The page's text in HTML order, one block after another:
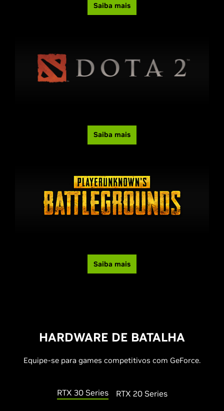
Saiba mais
Saiba mais
Saiba mais
HARDWARE DE BATALHA
Equipe-se para games competitivos com GeForce.
RTX 30 Series RTX 20 Series